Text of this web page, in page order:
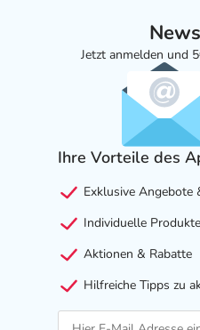
Jetzt anmelden und
Ihre Vorteile des
Exklusive Angebote
Individuelle
Aktionen & Rabatte
Hilfreiche Tipps zu